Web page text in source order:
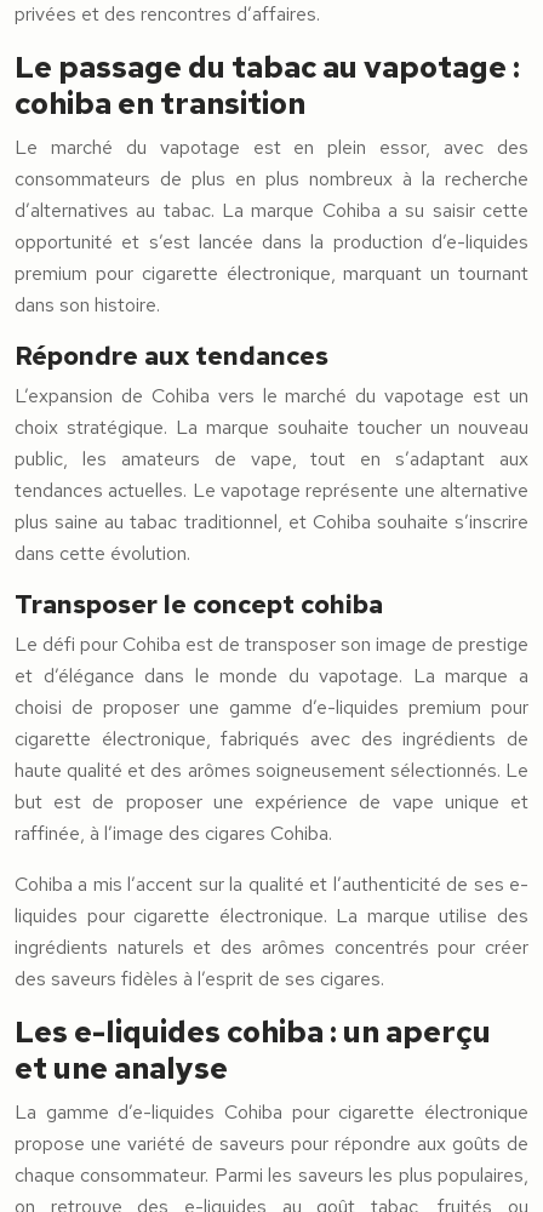
privées et des rencontres d’affaires.
Le passage du tabac au vapotage :
cohiba en transition
Le marché du vapotage est en plein essor, avec des
consommateurs de plus en plus nombreux à la recherche
d’alternatives au tabac. La marque Cohiba a su saisir cette
opportunité et s’est lancée dans la production d’e-liquides
premium pour cigarette électronique, marquant un tournant
dans son histoire.
Répondre aux tendances
L’expansion de Cohiba vers le marché du vapotage est un
choix stratégique. La marque souhaite toucher un nouveau
public, les amateurs de vape, tout en s’adaptant aux
tendances actuelles. Le vapotage représente une alternative
plus saine au tabac traditionnel, et Cohiba souhaite s’inscrire
dans cette évolution.
Transposer le concept cohiba
Le défi pour Cohiba est de transposer son image de prestige
et d’élégance dans le monde du vapotage. La marque a
choisi de proposer une gamme d’e-liquides premium pour
cigarette électronique, fabriqués avec des ingrédients de
haute qualité et des arômes soigneusement sélectionnés. Le
but est de proposer une expérience de vape unique et
raffinée, à l’image des cigares Cohiba.
Cohiba a mis l’accent sur la qualité et l’authenticité de ses e-
liquides pour cigarette électronique. La marque utilise des
ingrédients naturels et des arômes concentrés pour créer
des saveurs fidèles à l’esprit de ses cigares.
Les e-liquides cohiba : un aperçu
et une analyse
La gamme d’e-liquides Cohiba pour cigarette électronique
propose une variété de saveurs pour répondre aux goûts de
chaque consommateur. Parmi les saveurs les plus populaires,
on retrouve des e-liquides au goût tabac, fruités ou